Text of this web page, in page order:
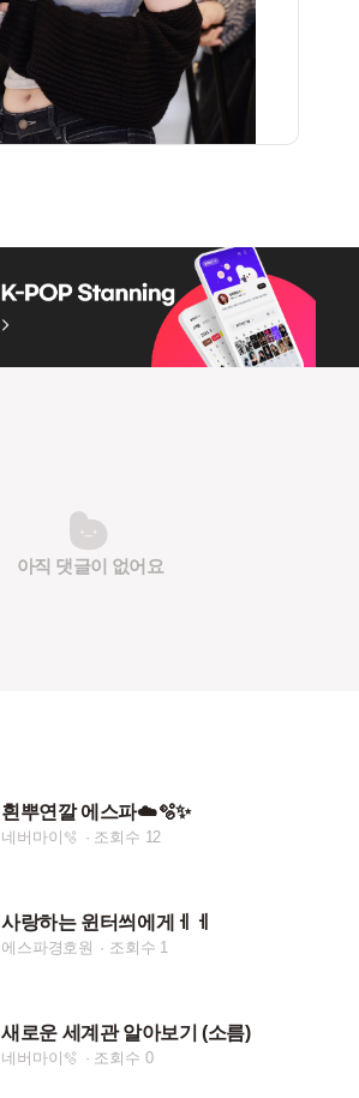
아직 댓글이 없어요
흰뿌연깔 에스파☁️🫧✨
네버마이🫧 조회수 12
사랑하는 윈터씌에게ㅔㅔ
에스파경호원 조회수 1
새로운 세계관 알아보기 (소름)
네버마이🫧 조회수 0